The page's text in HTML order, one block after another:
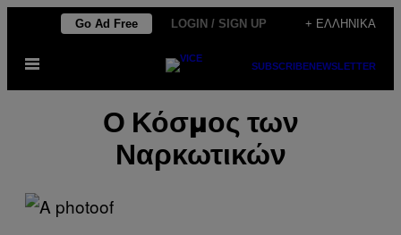
Μετάβαση
περιεχόμενο
Go Ad Free LOGIN / SIGN UP + ΕΛΛΗΝΙΚΆ
Ανοίξτε
μενού
SUBSCRIBENEWSLETTER
Ο Κόσμος των
Ναρκωτικών